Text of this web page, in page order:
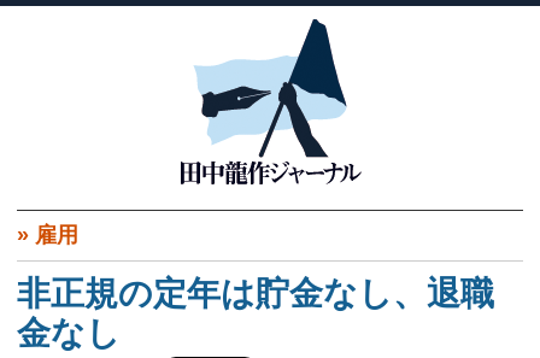
» 雇用
非正規の定年は貯金なし、退職
金なし